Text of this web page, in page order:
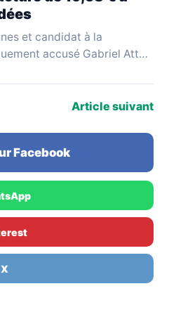
et candidat à la
accusé Gabriel Attal
Article suivant
Facebook
X